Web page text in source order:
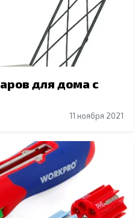
для дома с
11 ноября 2021